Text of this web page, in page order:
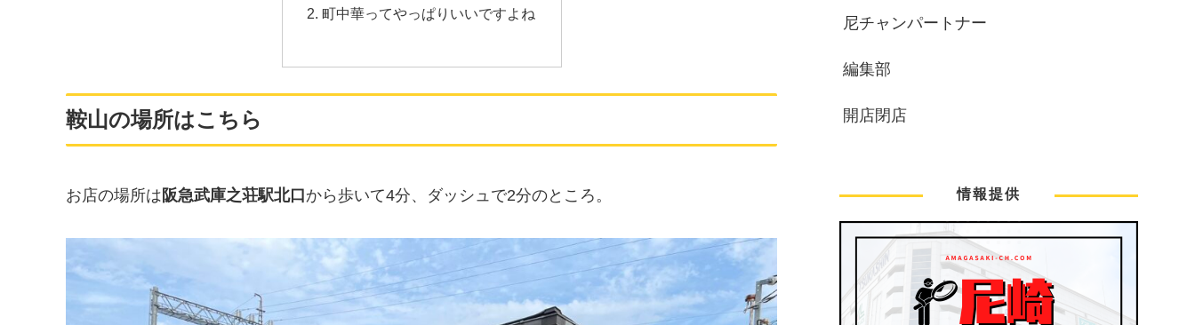
町中華ってやっぱりいいですよね
鞍山の場所はこちら
お店の場所は 阪急武庫之荘駅北口 から歩いて4分、ダッシュで2分のところ。
尼チャンパートナー
編集部
開店閉店
情報提供